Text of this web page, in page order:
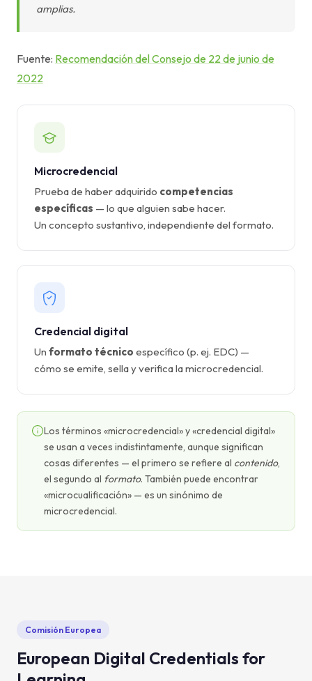
amplias.
Fuente: Recomendación del Consejo de 22 de junio de
2022
Microcredencial
Prueba de haber adquirido competencias
específicas — lo que alguien sabe hacer.
Un concepto sustantivo, independiente del formato.
Credencial digital
Un formato técnico específico (p. ej. EDC) —
cómo se emite, sella y verifica la microcredencial.
Los términos «microcredencial» y «credencial digital»
se usan a veces indistintamente, aunque significan
cosas diferentes — el primero se refiere al contenido,
el segundo al formato. También puede encontrar
«microcualificación» — es un sinónimo de
microcredencial.
Comisión Europea
European Digital Credentials for